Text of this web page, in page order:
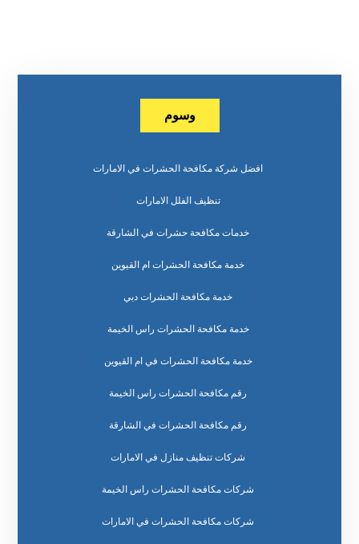
وسوم
افضل شركة مكافحة الحشرات في الامارات
تنظيف الفلل الامارات
خدمات مكافحة حشرات في الشارقة
خدمة مكافحة الحشرات ام القيوين
خدمة مكافحة الحشرات دبي
خدمة مكافحة الحشرات راس الخيمة
خدمة مكافحة الحشرات في ام القيوين
رقم مكافحة الحشرات راس الخيمة
رقم مكافحة الحشرات في الشارقة
شركات تنظيف منازل في الامارات
شركات مكافحة الحشرات راس الخيمة
شركات مكافحة الحشرات في الامارات